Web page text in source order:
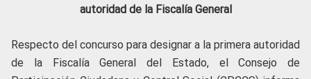
autoridad de la Fiscalía General
Respecto del concurso para designar a la primera autoridad
de la Fiscalía General del Estado, el Consejo de